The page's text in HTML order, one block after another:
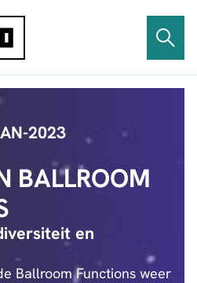
2023
BALLROOM
en
Ballroom Functions weer